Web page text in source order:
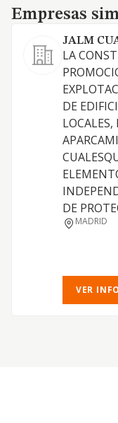
Empresas similares
Empresas
JALM
LA
DE
LOCALES,
DE
MADRID
VER